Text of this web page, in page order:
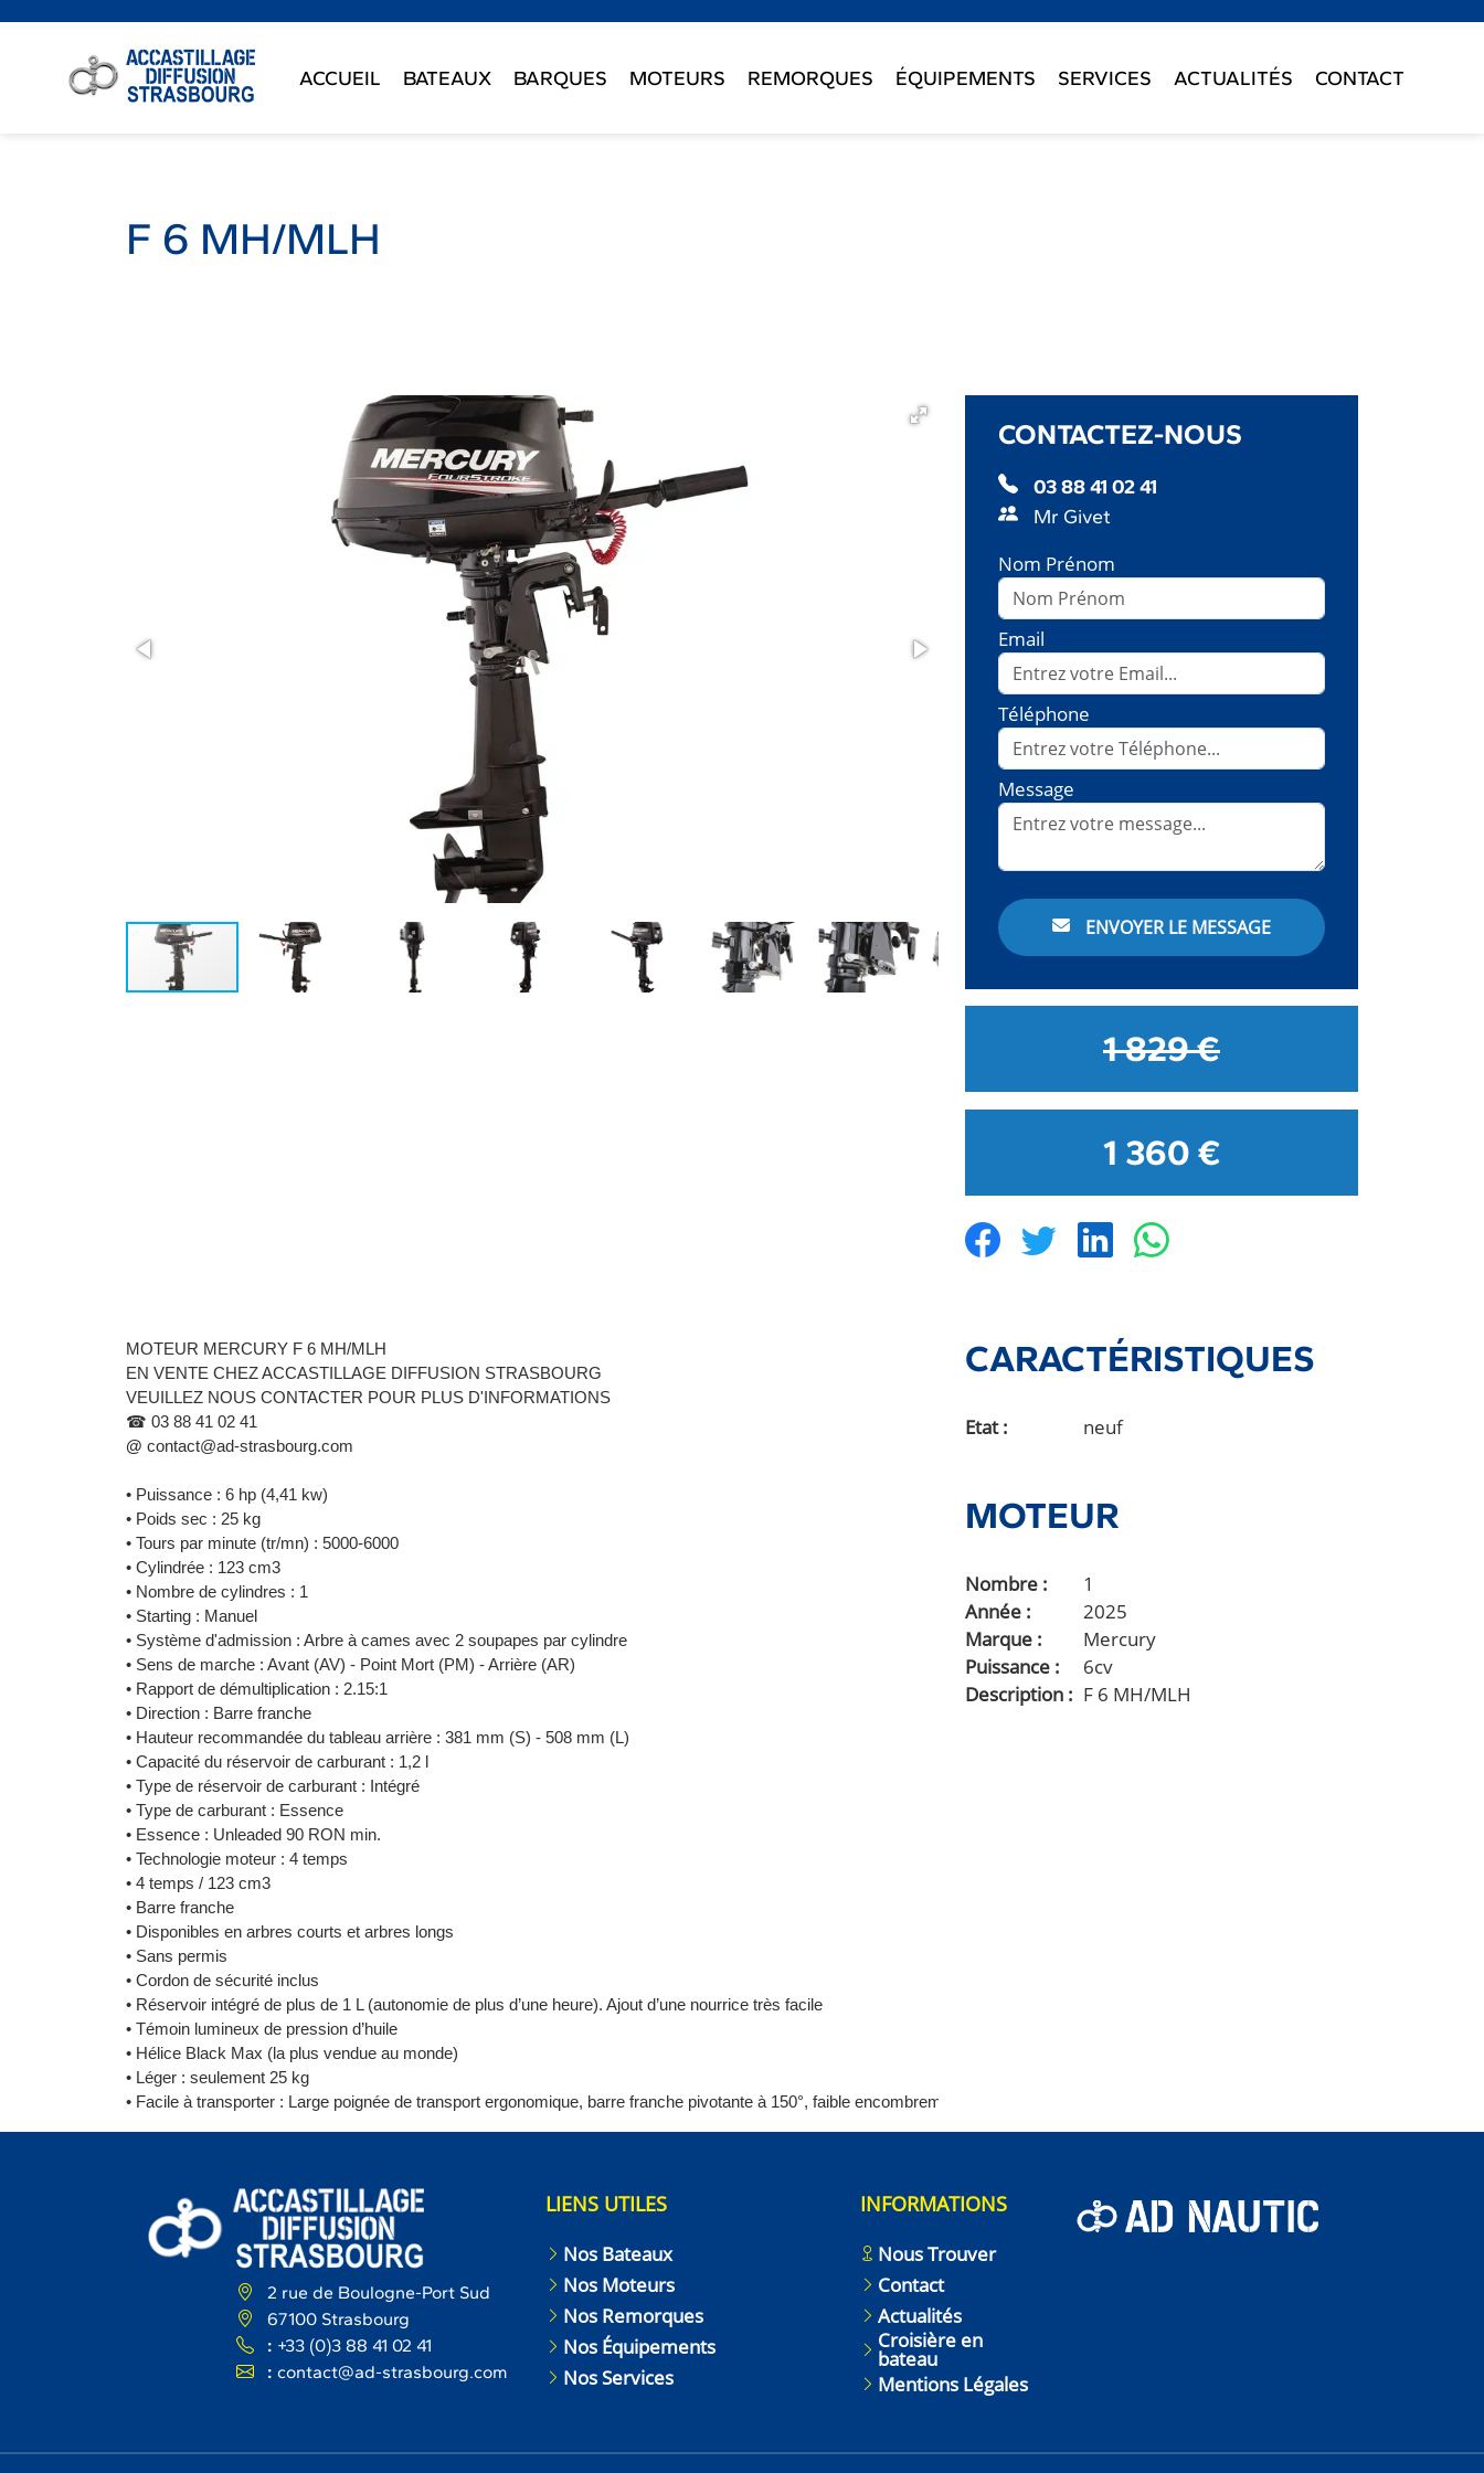
ACCUEIL BATEAUX BARQUES MOTEURS REMORQUES ÉQUIPEMENTS SERVICES ACTUALITÉS CONTACT
F 6 MH/MLH
CONTACTEZ-NOUS
03 88 41 02 41
Mr Givet
Nom Prénom
Email
Téléphone
Message
ENVOYER LE MESSAGE
1 829 €
1 360 €
MOTEUR MERCURY F 6 MH/MLH
EN VENTE CHEZ ACCASTILLAGE DIFFUSION STRASBOURG
VEUILLEZ NOUS CONTACTER POUR PLUS D'INFORMATIONS
☎ 03 88 41 02 41
@ contact@ad-strasbourg.com
• Puissance : 6 hp (4,41 kw)
• Poids sec : 25 kg
• Tours par minute (tr/mn) : 5000-6000
• Cylindrée : 123 cm3
• Nombre de cylindres : 1
• Starting : Manuel
• Système d'admission : Arbre à cames avec 2 soupapes par cylindre
• Sens de marche : Avant (AV) - Point Mort (PM) - Arrière (AR)
• Rapport de démultiplication : 2.15:1
• Direction : Barre franche
• Hauteur recommandée du tableau arrière : 381 mm (S) - 508 mm (L)
• Capacité du réservoir de carburant : 1,2 l
• Type de réservoir de carburant : Intégré
• Type de carburant : Essence
• Essence : Unleaded 90 RON min.
• Technologie moteur : 4 temps
• 4 temps / 123 cm3
• Barre franche
• Disponibles en arbres courts et arbres longs
• Sans permis
• Cordon de sécurité inclus
• Réservoir intégré de plus de 1 L (autonomie de plus d’une heure). Ajout d’une nourrice très facile
• Témoin lumineux de pression d’huile
• Hélice Black Max (la plus vendue au monde)
• Léger : seulement 25 kg
• Facile à transporter : Large poignée de transport ergonomique, barre franche pivotante à 150°, faible encombrement, robinet d’essence accessible
CARACTÉRISTIQUES
Etat neuf
MOTEUR
Nombre
1
Année
2025
Marque
Mercury
Puissance
6cv
Description
F 6 MH/MLH
2 rue de Boulogne-Port Sud
67100 Strasbourg
: +33 (0)3 88 41 02 41
: contact@ad-strasbourg.com
LIENS UTILES
Nos Bateaux
Nos Moteurs
Nos Remorques
Nos Équipements
Nos Services
INFORMATIONS
Nous Trouver
Contact
Actualités
Croisière en
bateau
Mentions Légales